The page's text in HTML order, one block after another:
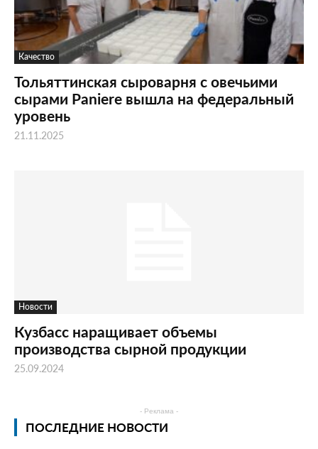
Качество
Тольяттинская сыроварня с овечьими
сырами Paniere вышла на федеральный
уровень
21.11.2025
Новости
Кузбасс наращивает объемы
производства сырной продукции
25.09.2024
- Реклама -
ПОСЛЕДНИЕ НОВОСТИ